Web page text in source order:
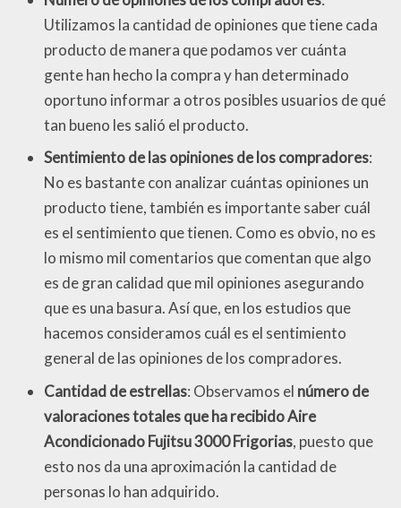
Utilizamos la cantidad de opiniones que tiene cada
producto de manera que podamos ver cuánta
gente han hecho la compra y han determinado
oportuno informar a otros posibles usuarios de qué
tan bueno les salió el producto.
Sentimiento de las opiniones de los compradores:
No es bastante con analizar cuántas opiniones un
producto tiene, también es importante saber cuál
es el sentimiento que tienen. Como es obvio, no es
lo mismo mil comentarios que comentan que algo
es de gran calidad que mil opiniones asegurando
que es una basura. Así que, en los estudios que
hacemos consideramos cuál es el sentimiento
general de las opiniones de los compradores.
Cantidad de estrellas: Observamos el número de
valoraciones totales que ha recibido Aire
Acondicionado Fujitsu 3000 Frigorias, puesto que
esto nos da una aproximación la cantidad de
personas lo han adquirido.